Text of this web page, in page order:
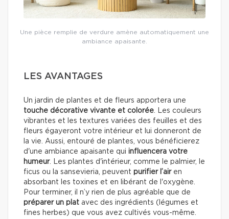
Une pièce remplie de verdure amène automatiquement une
ambiance apaisante.
LES AVANTAGES
Un jardin de plantes et de fleurs apportera une
touche décorative vivante et colorée. Les couleurs
vibrantes et les textures variées des feuilles et des
fleurs égayeront votre intérieur et lui donneront de
la vie. Aussi, entouré de plantes, vous bénéficierez
d'une ambiance apaisante qui influencera votre
humeur. Les plantes d'intérieur, comme le palmier, le
ficus ou la sansevieria, peuvent purifier l’airen
absorbant les toxines et en libérant de l'oxygène.
Pour terminer, il n’y rien de plus agréable que de
préparer un plat avec des ingrédients (légumes et
fines herbes) que vous avez cultivés vous-même.